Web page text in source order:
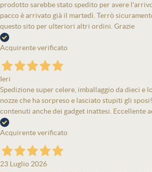
prodotto sarebbe stato spedito per avere
pacco è arrivato già il martedì. Terrò
questo sito per ulteriori altri ordini. Grazie
Acquirente verificato
Ieri
Spedizione super celere, imballaggio da dieci e
nozze che ha sorpreso e lasciato stupiti gli
contenuti anche dei gadget inattesi. Eccellente
Acquirente verificato
23 Luglio 2026